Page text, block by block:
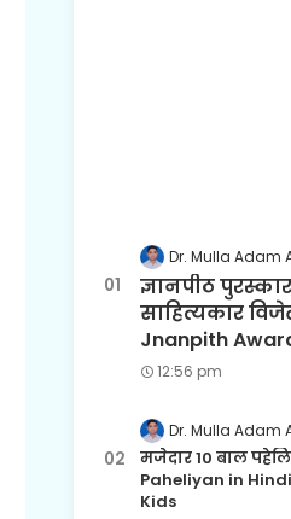
Dr. Mulla Adam
ज्ञानपीठ
साहित्यकार
Jnanpith
12:56 pm
Dr. Mulla Adam
मजेदार 10 बाल
Paheliyan in
Kids